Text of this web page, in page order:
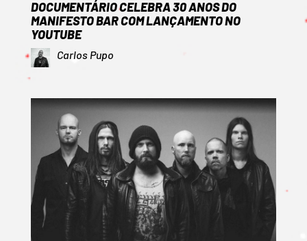
DOCUMENTÁRIO CELEBRA 30 ANOS DO
MANIFESTO BAR COM LANÇAMENTO NO
YOUTUBE
Carlos Pupo